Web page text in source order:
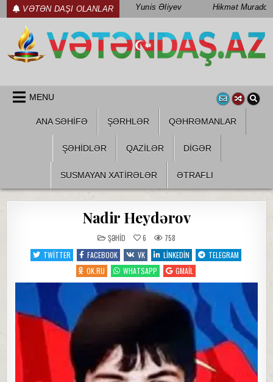
Skip
to
content
VƏTƏN DAŞI OLANLAR Yunis Əliyev Hikmət Muradov
MENU
ANA SƏHİFƏ ŞƏRHLƏR QƏHRƏMANLAR
ŞƏHIDLƏR QAZILƏR DIGƏR
SUSMAYAN XATİRƏLƏR ƏTRAFLI
Nadir Heydərov
POSTED
IN
ŞƏHID 6
758
TWITTER
FACEBOOK VK LINKEDIN
TELEGRAM
OK.RU
WHATSAPP GMAIL